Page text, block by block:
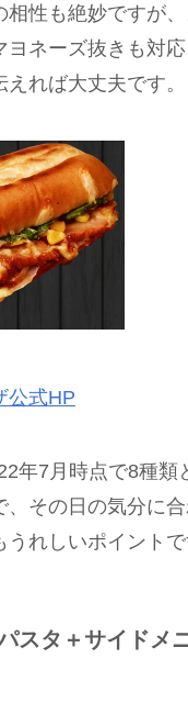
相性も絶妙ですが
ヨネーズ抜きも対
れば大丈夫です。
公式HP
年7 月時点で8種類
、その日の気分に
れしいポイントで
スタ＋サイドメ